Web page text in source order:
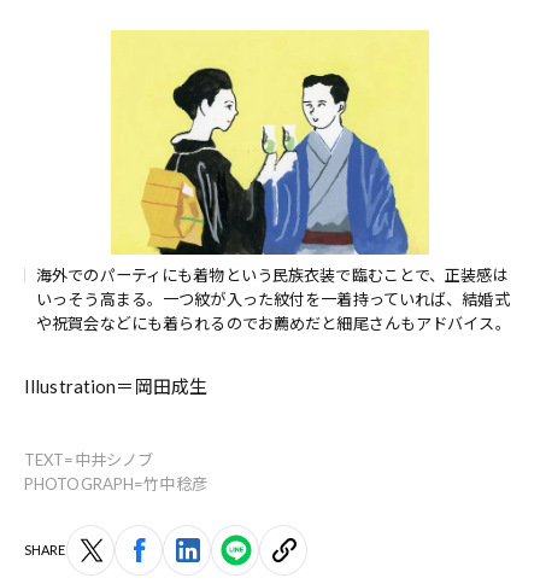
海外でのパーティにも着物という民族衣装で臨むことで、正装感は
いっそう高まる。一つ紋が入った紋付を一着持っていれば、結婚式
や祝賀会などにも着られるのでお薦めだと細尾さんもアドバイス。
Illustration＝岡田成生
TEXT=中井シノブ
PHOTOGRAPH=竹中稔彦
SHARE